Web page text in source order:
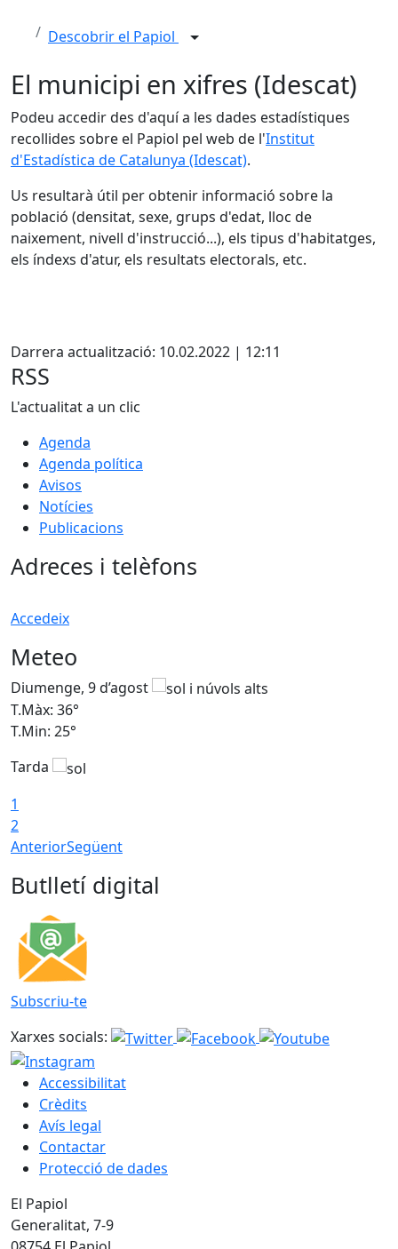
Descobrir el Papiol
El municipi en xifres (Idescat)
Podeu accedir des d'aquí a les dades estadístiques
recollides sobre el Papiol pel web de l'Institut
d'Estadística de Catalunya (Idescat).
Us resultarà útil per obtenir informació sobre la
població (densitat, sexe, grups d'edat, lloc de
naixement, nivell d'instrucció...), els tipus d'habitatges,
els índexs d'atur, els resultats electorals, etc.
Darrera actualització: 10.02.2022 | 12:11
RSS
L'actualitat a un clic
Agenda
Agenda política
Avisos
Notícies
Publicacions
Adreces i telèfons
Accedeix
Meteo
Diumenge, 9 d’agost
T.Màx: 36°
T.Min: 25°
Tarda
1
2
AnteriorSegüent
Butlletí digital
Subscriu-te
Xarxes socials:
Accessibilitat
Crèdits
Avís legal
Contactar
Protecció de dades
El Papiol
Generalitat, 7-9